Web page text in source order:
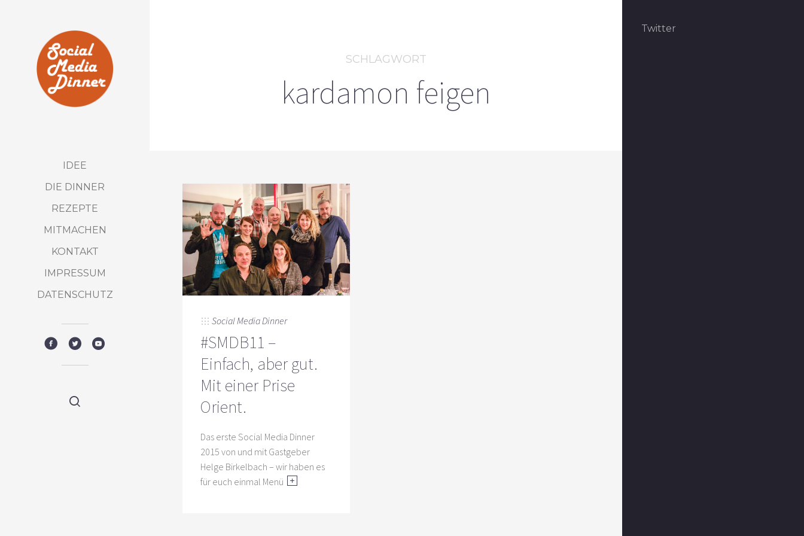
IDEE
DIE DINNER
REZEPTE
MITMACHEN
KONTAKT
IMPRESSUM
DATENSCHUTZ
SCHLAGWORT
kardamon feigen
Social Media Dinner
#SMDB11 –
Einfach, aber gut.
Mit einer Prise
Orient.
Das erste Social Media Dinner
2015 von und mit Gastgeber
Helge Birkelbach – wir haben es
für euch einmal Menü
Twitter